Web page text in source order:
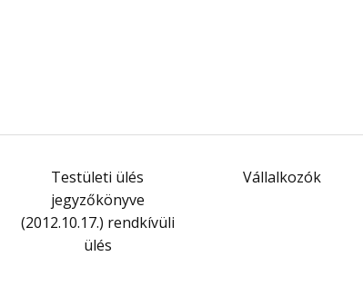
Testületi ülés
jegyzőkönyve
(2012.10.17.) rendkívüli
ülés
Vállalkozók